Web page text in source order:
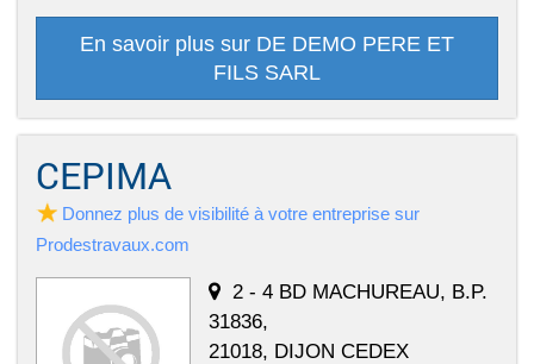
En savoir plus sur DE DEMO PERE ET
FILS SARL
CEPIMA
Donnez plus de visibilité à votre entreprise sur
Prodestravaux.com
2 - 4 BD MACHUREAU, B.P.
31836,
21018, DIJON CEDEX